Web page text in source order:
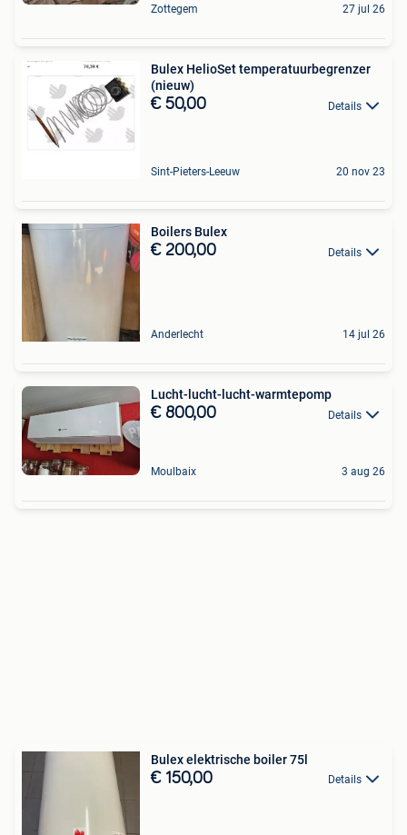
Zottegem 27 jul 26
Bulex HelioSet temperatuurbegrenzer
(nieuw)
€ 50,00 Details
Sint-Pieters-Leeuw 20 nov 23
Boilers Bulex
€ 200,00 Details
Anderlecht 14 jul 26
Lucht-lucht-lucht-warmtepomp
€ 800,00 Details
Moulbaix 3 aug 26
Bulex elektrische boiler 75l
€ 150,00 Details